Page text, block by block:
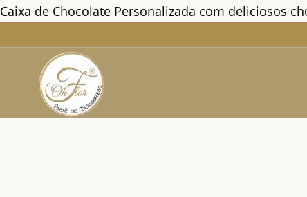
Caixa de Chocolate Personalizada com deliciosos
para
conteúdo